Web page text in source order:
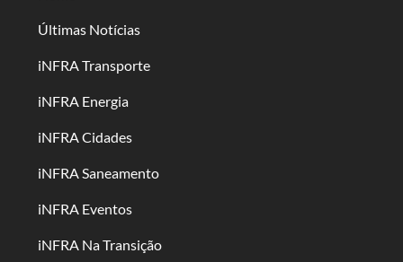
Últimas Notícias
iNFRA Transporte
iNFRA Energia
iNFRA Cidades
iNFRA Saneamento
iNFRA Eventos
iNFRA Na Transição